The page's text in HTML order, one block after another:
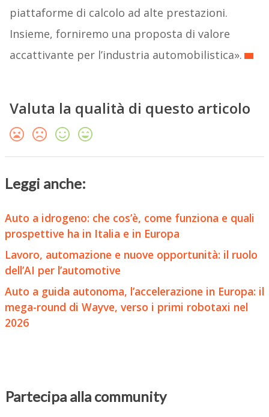
piattaforme di calcolo ad alte prestazioni.
Insieme, forniremo una proposta di valore
accattivante per l’industria automobilistica».
Valuta la qualità di questo articolo
Leggi anche:
Auto a idrogeno: che cos’è, come funziona e quali
prospettive ha in Italia e in Europa
Lavoro, automazione e nuove opportunità: il ruolo
dell’AI per l’automotive
Auto a guida autonoma, l’accelerazione in Europa: il
mega-round di Wayve, verso i primi robotaxi nel
2026
Partecipa alla community